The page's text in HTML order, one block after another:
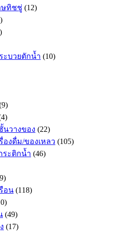
ษทิชชู่ (12)
ะบวยตักน้ำ (10)
นวางของ (22)
งดื่ม/ของเหลว (105)
ระติกน้ำ (46)
อน (118)
(49)
(17)